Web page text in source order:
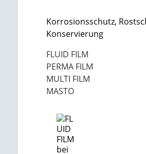
Korrosionsschutz,
Konservierung
FLUID FILM
PERMA FILM
MULTI FILM
MASTO